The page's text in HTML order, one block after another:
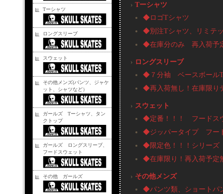
Tーシャツ
ロングスリーブ
スウェット
その他メンズ(パンツ、ジャケ
ット、シャツなど）
ガールズ Tーシャツ、タン
クトップ
ガールズ ロングスリーブ、
フードスウェット
その他 ガールズ
› Tーシャツ
◆ロゴTシャツ
◆別注Tシャツ、リミテ
◆在庫分のみ 再入荷予
› ロングスリーブ
◆７分袖 ベースボール
◆再入荷無し！在庫限り
› スウェット
◆定番！！！ フードス
◆ジッパータイプ フー
◆限定色！！！シリーズ
◆在庫限り！再入荷予定
› その他メンズ
◆パンツ類、ショートパ